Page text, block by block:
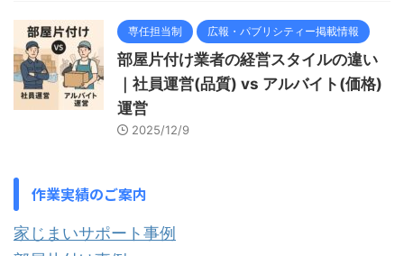
専任担当制 広報・パブリシティー掲載情報
部屋片付け業者の経営スタイルの違い
｜社員運営(品質) vs アルバイト(価格)
運営
2025/12/9
作業実績のご案内
家じまいサポート事例